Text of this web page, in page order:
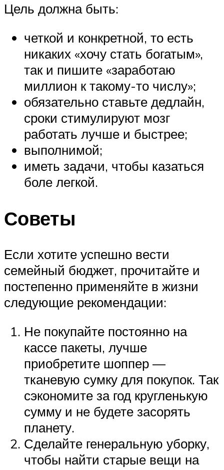
Цель должна быть:
четкой и конкретной, то есть
никаких «хочу стать богатым»,
так и пишите «заработаю
миллион к такому-то числу»;
обязательно ставьте дедлайн,
сроки стимулируют мозг
работать лучше и быстрее;
выполнимой;
иметь задачи, чтобы казаться
боле легкой.
Советы
Если хотите успешно вести
семейный бюджет, прочитайте и
постепенно применяйте в жизни
следующие рекомендации:
Не покупайте постоянно на
кассе пакеты, лучше
приобретите шоппер —
тканевую сумку для покупок. Так
сэкономите за год кругленькую
сумму и не будете засорять
планету.
Сделайте генеральную уборку,
чтобы найти старые вещи на